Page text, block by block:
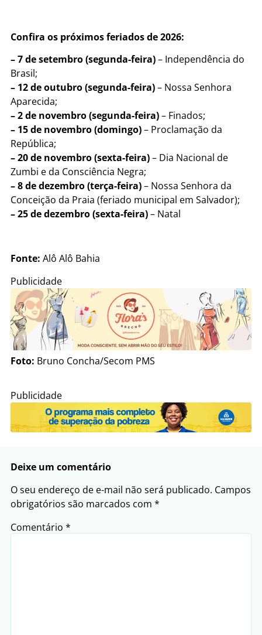
Confira os próximos feriados de 2026:
– 7 de setembro (segunda-feira)– Independência do
Brasil;
– 12 de outubro (segunda-feira)– Nossa Senhora
Aparecida;
– 2 de novembro (segunda-feira)– Finados;
– 15 de novembro (domingo)– Proclamação da
República;
– 20 de novembro (sexta-feira)– Dia Nacional de
Zumbi e da Consciência Negra;
– 8 de dezembro (terça-feira)– Nossa Senhora da
Conceição da Praia (feriado municipal em Salvador);
– 25 de dezembro (sexta-feira)– Natal
Fonte: Alô Alô Bahia
Publicidade
Foto: Bruno Concha/Secom PMS
Publicidade
Deixe um comentário
O seu endereço de e-mail não será publicado. Campos
obrigatórios são marcados com *
Comentário *